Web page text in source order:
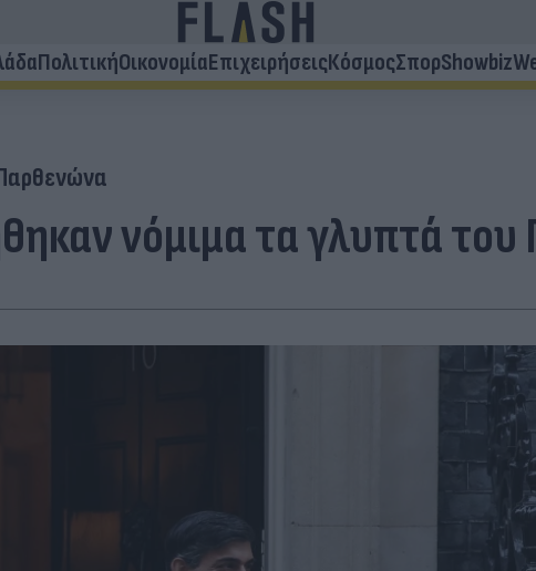
ΠολιτικήΟικονομίαΕπιχειρήσειςΚόσμοςΣπορShowbiz
νόμιμα τα γλυπτά